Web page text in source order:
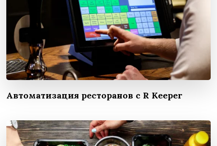
Автоматизация ресторанов с R Keeper